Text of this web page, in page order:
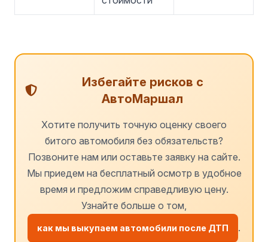
Избегайте рисков с
АвтоМаршал
Хотите получить точную оценку своего
битого автомобиля без обязательств?
Позвоните нам или оставьте заявку на сайте.
Мы приедем на бесплатный осмотр в удобное
время и предложим справедливую цену.
Узнайте больше о том,
как мы выкупаем автомобили после ДТП .